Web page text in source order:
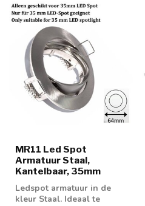
MR11 Led Spot
Armatuur Staal,
Kantelbaar, 35mm
Ledspot armatuur in de
kleur Staal. Ideaal te